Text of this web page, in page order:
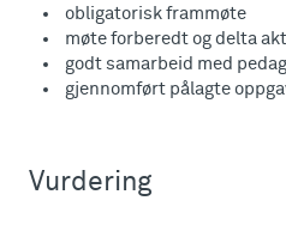
obligatorisk frammøte
møte forberedt og delta
godt samarbeid med
gjennomført pålagte
Vurdering